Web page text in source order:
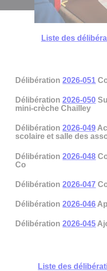
Liste des
Délibération2026-051
Délibération2026-050
mini-crèche Chailley
Délibération2026-049
scolaire et salle des
Délibération2026-048
Co
Délibération2026-047
Délibération2026-046
Délibération2026-045
Liste des